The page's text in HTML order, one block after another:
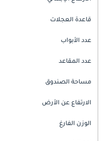
قاعدة العجلات
عدد الأبواب
عدد المقاعد
مساحة الصندوق
الارتفاع عن الأرض
الوزن الفارغ